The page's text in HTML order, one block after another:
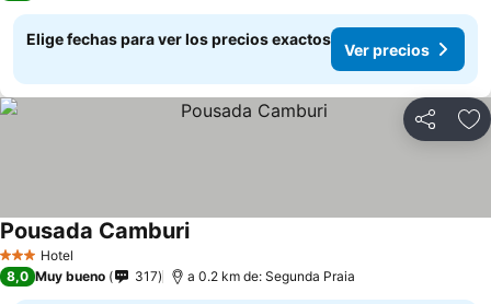
Elige fechas para ver los precios exactos
Ver precios
Compartir
3 Estrellas
Hotel
Pousada Camburi
8,0 Muy bueno 317 a 0.2 km de: Segunda Praia